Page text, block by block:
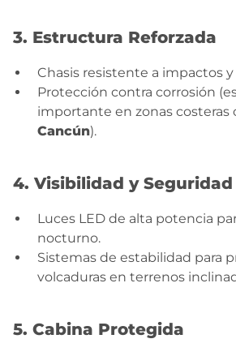
3. Estructura Reforzada
Chasis resistente a impactos
Protección contra corrosión
importante en zonas costeras
Cancún).
4. Visibilidad y Seguridad
Luces LED de alta potencia
nocturno.
Sistemas de estabilidad para
volcaduras en terrenos
5. Cabina Protegida